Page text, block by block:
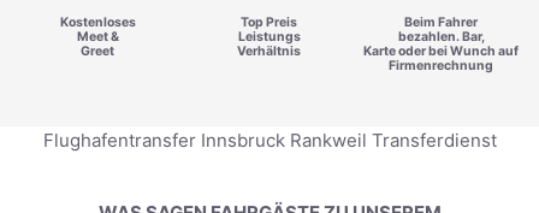
Kostenloses
Meet &
Greet
Top Preis
Leistungs
Verhältnis
Beim Fahrer
bezahlen. Bar,
Karte oder bei Wunch auf
Firmenrechnung
Flughafentransfer Innsbruck Rankweil Transferdienst